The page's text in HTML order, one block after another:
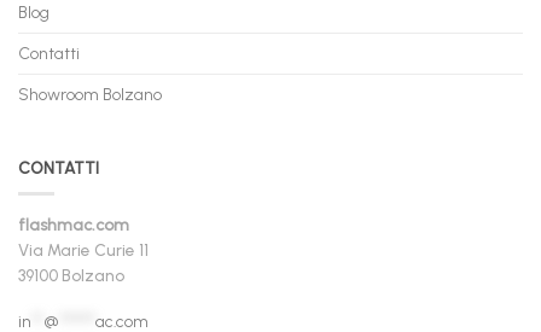
Blog
Contatti
Showroom Bolzano
CONTATTI
flashmac.com
Via Marie Curie 11
39100 Bolzano
in @
ac.com